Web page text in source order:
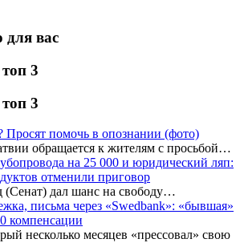
для вас
3
3
Просят помочь в опознании (фото)
обращается к жителям с просьбой…
на 25 000 и юридический ляп:
отменили приговор
(Сенат) дал шанс на свободу…
письма через «Swedbank»: «бывшая»
компенсации
несколько месяцев «прессовал» свою